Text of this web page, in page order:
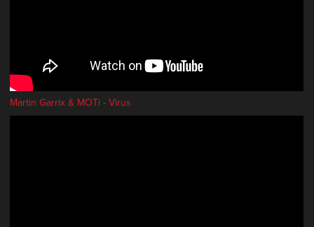
Martin Garrix & MOTi - Virus